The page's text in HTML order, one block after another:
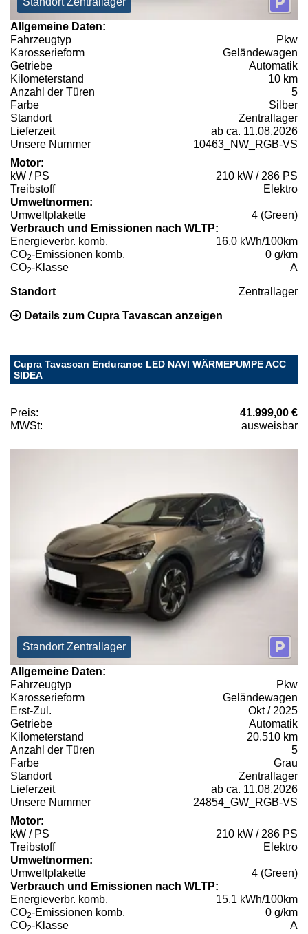
Allgemeine Daten:
Fahrzeugtyp
Pkw
Karosserieform
Geländewagen
Getriebe
Automatik
Kilometerstand
10 km
Anzahl der Türen
5
Farbe
Silber
Standort
Zentrallager
Lieferzeit
ab ca. 11.08.2026
Unsere Nummer
10463_NW_RGB-VS
Motor:
kW / PS
210 kW / 286 PS
Treibstoff
Elektro
Umweltnormen:
Umweltplakette
4 (Green)
Verbrauch und Emissionen nach WLTP:
Energieverbr. komb.
16,0 kWh/100km
CO2-Emissionen komb.
0 g/km
CO2-Klasse A
Standort Zentrallager
Details zum Cupra Tavascan anzeigen
Cupra Tavascan Endurance LED NAVI WÄRMEPUMPE ACC
SIDEA
Preis:
41.999,00 €
MWSt:
ausweisbar
Standort Zentrallager
Allgemeine Daten:
Fahrzeugtyp
Pkw
Karosserieform
Geländewagen
Erst-Zul.
Okt / 2025
Getriebe
Automatik
Kilometerstand
20.510 km
Anzahl der Türen
5
Farbe
Grau
Standort
Zentrallager
Lieferzeit
ab ca. 11.08.2026
Unsere Nummer
24854_GW_RGB-VS
Motor:
kW / PS
210 kW / 286 PS
Treibstoff
Elektro
Umweltnormen:
Umweltplakette
4 (Green)
Verbrauch und Emissionen nach WLTP:
Energieverbr. komb.
15,1 kWh/100km
CO2-Emissionen komb.
0 g/km
CO2-Klasse A